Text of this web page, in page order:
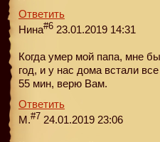
Ответить
Нина#6 23.01.2019 14:31
Когда умер мой папа, мне
год, и у нас дома встали
55 мин, верю Вам.
Ответить
М.#7 24.01.2019 23:06